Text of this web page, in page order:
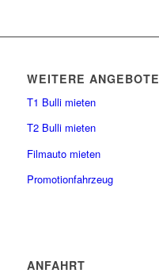
WEITERE ANGEBOTE
T1 Bulli mieten
T2 Bulli mieten
Filmauto mieten
Promotionfahrzeug
ANFAHRT